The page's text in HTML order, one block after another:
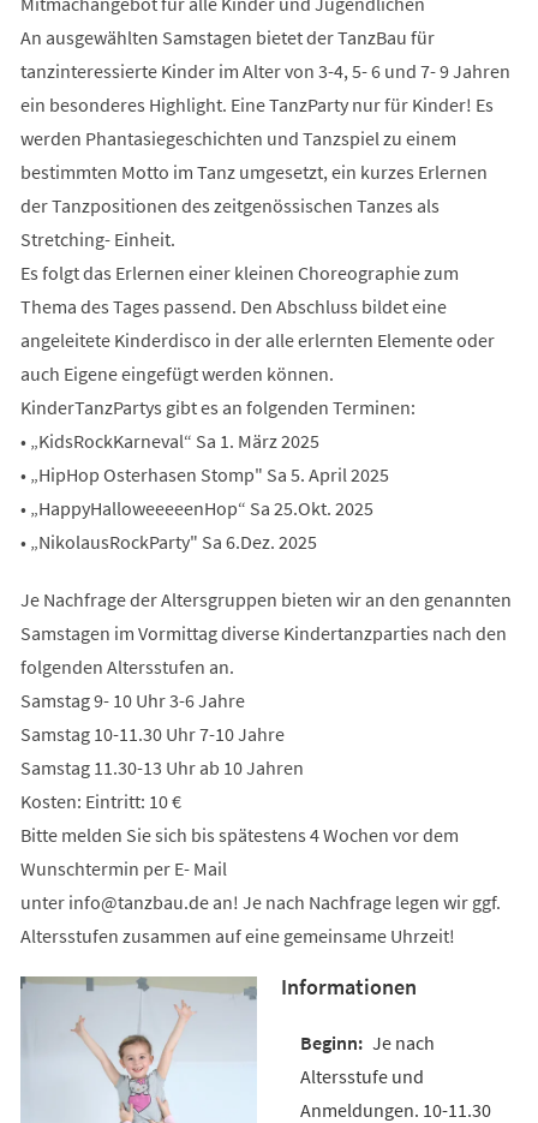
An ausgewählten Samstagen bietet der TanzBau für
tanzinteressierte Kinder im Alter von 3-4, 5- 6 und 7- 9 Jahren
ein besonderes Highlight. Eine TanzParty nur für Kinder! Es
werden Phantasiegeschichten und Tanzspiel zu einem
bestimmten Motto im Tanz umgesetzt, ein kurzes Erlernen
der Tanzpositionen des zeitgenössischen Tanzes als
Stretching- Einheit.
Es folgt das Erlernen einer kleinen Choreographie zum
Thema des Tages passend. Den Abschluss bildet eine
angeleitete Kinderdisco in der alle erlernten Elemente oder
auch Eigene eingefügt werden können.
KinderTanzPartys gibt es an folgenden Terminen:
• „KidsRockKarneval“ Sa 1. März 2025
• „HipHop Osterhasen Stomp" Sa 5. April 2025
• „HappyHalloweeeeenHop“ Sa 25.Okt. 2025
• „NikolausRockParty" Sa 6.Dez. 2025
Je Nachfrage der Altersgruppen bieten wir an den genannten
Samstagen im Vormittag diverse Kindertanzparties nach den
folgenden Altersstufen an.
Samstag 9- 10 Uhr 3-6 Jahre
Samstag 10-11.30 Uhr 7-10 Jahre
Samstag 11.30-13 Uhr ab 10 Jahren
Kosten: Eintritt: 10 €
Bitte melden Sie sich bis spätestens 4 Wochen vor dem
Wunschtermin per E- Mail
unter info tanzbau dean! Je nach Nachfrage legen wir ggf.
Altersstufen zusammen auf eine gemeinsame Uhrzeit!
Informationen
Je nach
Altersstufe und
Anmeldungen. 10-11.30